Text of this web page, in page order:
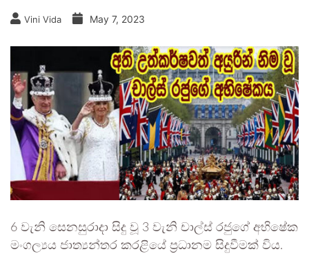
Vini Vida May 7, 2023
6 වැනි සෙනසුරාදා සිදු වූ 3 වැනි චාල්ස් රජුගේ අභිෂේක
මංගල්‍යය ජාත්‍යන්තර කරළියේ ප්‍රධානම සිදුවීමක් විය.